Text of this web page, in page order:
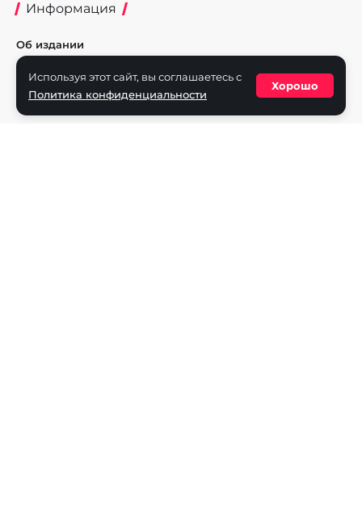
Информация
Об издании
Реклама на портале
Политика конфиденциальности
Используя этот сайт, вы соглашаетесь с
Политика конфиденциальности
Хорошо